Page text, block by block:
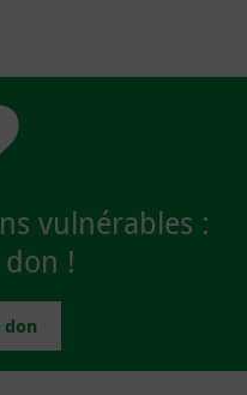
vulnérables :
!